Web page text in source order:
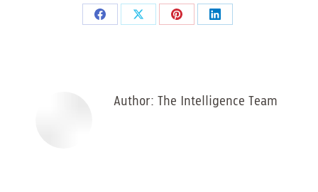
Share
Share
Share
Share
Author: The Intelligence Team